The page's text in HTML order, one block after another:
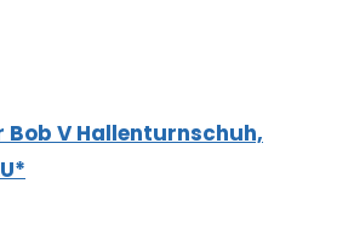
Bob V Hallenturnschuh,